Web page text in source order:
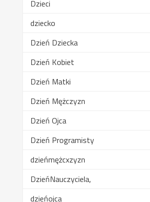
Dzieci
dziecko
Dzień Dziecka
Dzień Kobiet
Dzień Matki
Dzień Mężczyzn
Dzień Ojca
Dzień Programisty
dzieńmężcxzyzn
DzieńNauczyciela,
dzieńojca